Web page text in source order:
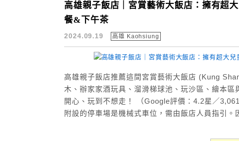
高雄親子飯店｜宮賞藝術大飯店：擁有超
餐&下午茶
2024.09.19 高雄 Kaohsiung
高雄親子飯店推薦這間宮賞藝術大飯店 (Kung
木、辦家家酒玩具、溜滑梯球池、玩沙區、繪本
開心、玩到不想走！ （Google評價：4.2星／
附設的停車場是機械式車位，需由飯店人員指引